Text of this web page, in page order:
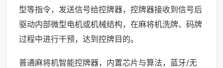
型等指令，发送信号给控牌器，控牌器接收到信号后
驱动内部微型电机或机械结构，在麻将机洗牌、码牌
过程中进行干预，达到控牌目的。
普通麻将机智能控牌器，内置芯片与算法，蓝牙/无